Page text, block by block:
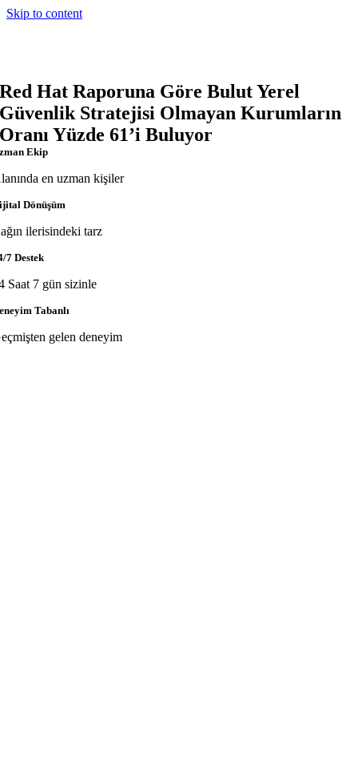
Skip to content
Red Hat Raporuna Göre Bulut Yerel
Güvenlik Stratejisi Olmayan Kurumların
Oranı Yüzde 61’i Buluyor
Ekip
en uzman kişiler
Dönüşüm
ilerisindeki tarz
7 Destek
Saat 7 gün sizinle
Tabanlı
gelen deneyim